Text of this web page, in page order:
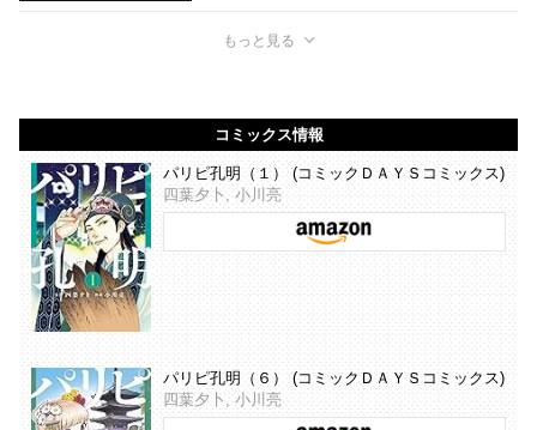
もっと見る
コミックス情報
パリピ孔明（１） (コミックＤＡＹＳコミックス)
四葉夕卜, 小川亮
パリピ孔明（６） (コミックＤＡＹＳコミックス)
四葉夕卜, 小川亮